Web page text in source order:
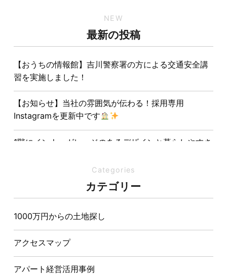
NEW
最新の投稿
【おうちの情報館】吉川警察署の方による交通安全講
習を実施しました！
【お知らせ】当社の雰囲気が伝わる！採用専用
Instagramを更新中です
1階にインナーガレージのあるデザインと暮らしやすさ
夏の熱中症対策は家づくりから。屋根・壁・基礎の構
造が快適さをつくる理由
【埼玉県経営品質知事賞】大野知事へ受賞のご報告と
表敬訪問を行いました
Categories
カテゴリー
1000万円からの土地探し
アクセスマップ
アパート経営活用事例